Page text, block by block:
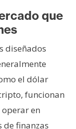
que
diseñados
el dólar
funcionan
en
de finanzas